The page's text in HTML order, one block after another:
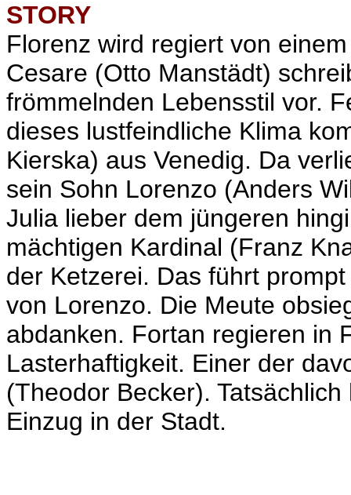
STORY
Florenz wird regiert von
Cesare (Otto Manstädt)
frömmelnden Lebensstil vor.
dieses lustfeindliche Klima
Kierska) aus Venedig. Da
sein Sohn Lorenzo (Anders
Julia lieber dem jüngeren
mächtigen Kardinal (Franz
der Ketzerei. Das führt
von Lorenzo. Die Meute
abdanken. Fortan regieren in
Lasterhaftigkeit. Einer der
(Theodor Becker).
Einzug in der Stadt.